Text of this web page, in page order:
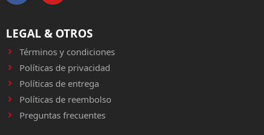
LEGAL & OTROS
Términos y condiciones
Políticas de privacidad
Políticas de entrega
Políticas de reembolso
Preguntas frecuentes